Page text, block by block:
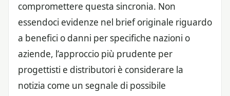
compromettere questa sincronia. Non
essendoci evidenze nel brief originale riguardo
a benefici o danni per specifiche nazioni o
aziende, l’approccio più prudente per
progettisti e distributori è considerare la
notizia come un segnale di possibile